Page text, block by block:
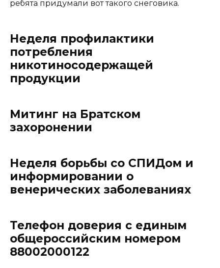
ребята придумали вот такого снеговика.
Неделя профилактики
потребления
никотиносодержащей
продукции
Митинг на Братском
захоронении
Неделя борьбы со СПИДом и
информировании о
венерических заболеваниях
Телефон доверия с единым
общероссийским номером
88002000122